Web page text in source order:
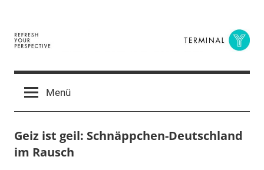
springen
Terminal
Y
Digital
BusinessMenü
Geiz ist geil: Schnäppchen-Deutschland
im Rausch